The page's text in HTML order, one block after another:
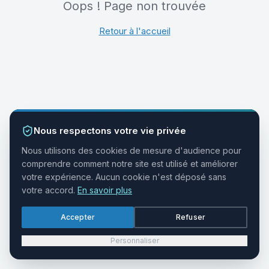
Oops ! Page non trouvée
Retour à l'accueil
Nous respectons votre vie privée
Nous utilisons des cookies de mesure d'audience pour
comprendre comment notre site est utilisé et améliorer
votre expérience. Aucun cookie n'est déposé sans
votre accord. En savoir plus
Accepter Refuser
Personnaliser